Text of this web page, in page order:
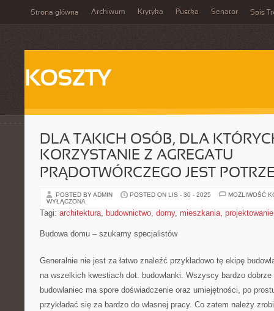
Strona główna Archiwum Krytyka Pustka Senator Spis
KOSZTY
DLA TAKICH OSÓB, DLA
KORZYSTANIE Z AGREGATU
PRĄDOTWÓRCZEGO JEST
POSTED BY ADMIN POSTED ON LIS - 30 - 2025
MOŻLIWOŚĆ
WYŁĄCZONA
Tagi: architektura, budownictwo, domy, mieszkania, projektowanie
Budowa domu – szukamy specjalistów
Generalnie nie jest za łatwo znaleźć przykładowo tę ekipę
na wszelkich kwestiach dot. budowlanki. Wszyscy bardzo
budowlaniec ma spore doświadczenie oraz umiejętności, po
przykładać się za bardzo do własnej pracy. Co zatem należy